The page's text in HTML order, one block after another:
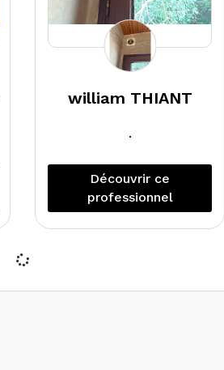
william THIANT
.
Découvrir ce
professionnel